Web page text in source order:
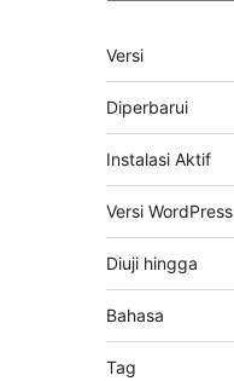
Meta
Versi
Diperbarui
Instalasi Aktif
Versi WordPress
Diuji hingga
Bahasa
Tag